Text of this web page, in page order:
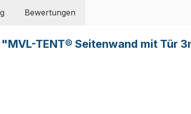
Bewertungen
TENT® Seitenwand mit Tür